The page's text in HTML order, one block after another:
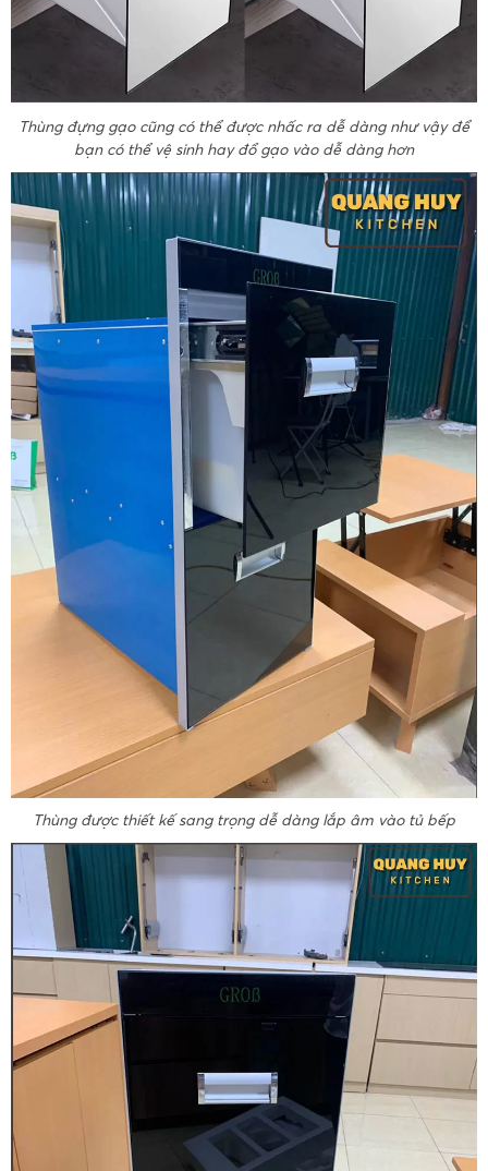
Thùng đựng gạo cũng có thể được nhấc ra dễ dàng như vậy để
bạn có thể vệ sinh hay đổ gạo vào dễ dàng hơn
Thùng được thiết kế sang trọng dễ dàng lắp âm vào tủ bếp